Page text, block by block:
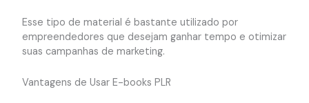
Esse tipo de material é bastante utilizado por
empreendedores que desejam ganhar tempo e otimizar
suas campanhas de marketing.
Vantagens de Usar E-books PLR